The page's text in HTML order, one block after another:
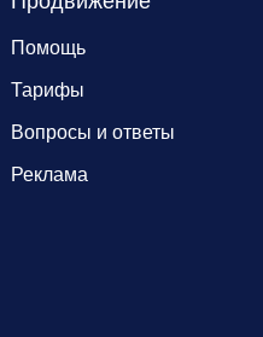
Помощь
Тарифы
Вопросы и ответы
Реклама